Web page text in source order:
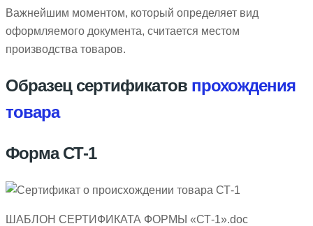
Важнейшим моментом, который определяет вид
оформляемого документа, считается местом
производства товаров.
Образец сертификатов прохождения
товара
Форма СТ-1
ШАБЛОН СЕРТИФИКАТА ФОРМЫ «СТ-1».doc